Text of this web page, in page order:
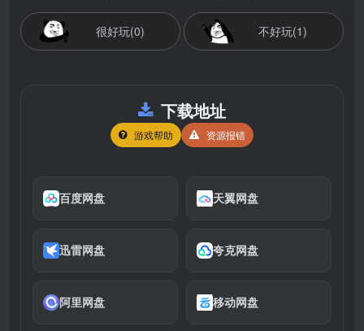
很好玩(0) 不好玩(1)
下载地址
游戏帮助 资源报错
百度网盘 天翼网盘
迅雷网盘 夸克网盘
阿里网盘 移动网盘